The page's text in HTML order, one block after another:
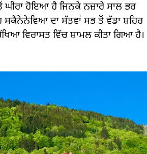
ਘੀਰਾ ਹੋਇਆ ਹੈ ਜਿਨਕੇ ਨਜ਼ਾਰੇ ਸਾਲ ਭਰ
ਦਾ ਸੱਤਵਾਂ ਸਭ ਤੋਂ ਵੱਡਾ ਸ਼ਹਿਰ
ਵਿਰਾਸਤ ਵਿੱਚ ਸ਼ਾਮਲ ਕੀਤਾ ਗਿਆ ਹੈ।